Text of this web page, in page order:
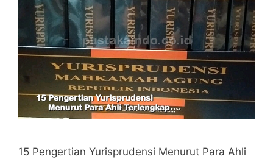
15 Pengertian Yurisprudensi Menurut Para Ahli